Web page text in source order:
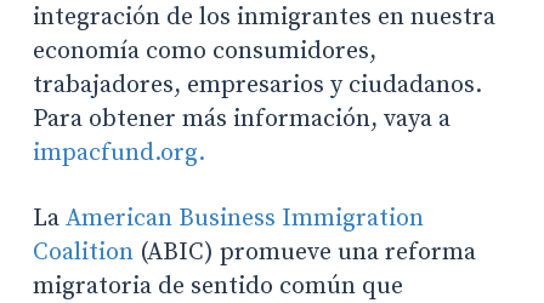
integración de los inmigrantes en nuestra
economía como consumidores,
trabajadores, empresarios y ciudadanos.
Para obtener más información, vaya a
impacfund.org.
La American Business Immigration
Coalition(ABIC) promueve una reforma
migratoria de sentido común que